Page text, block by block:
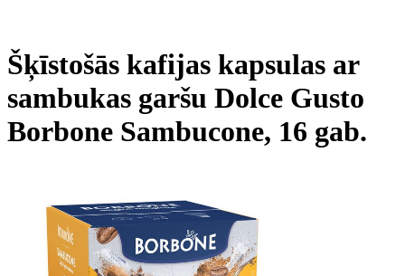
Šķīstošās kafijas kapsulas ar
sambukas garšu Dolce Gusto
Borbone Sambucone, 16 gab.